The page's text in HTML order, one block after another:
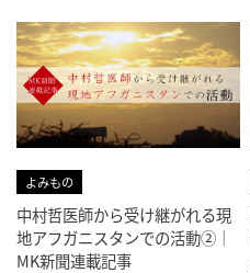
よみもの
中村哲医師から受け継がれる現
地アフガニスタンでの活動②｜
MK新聞連載記事